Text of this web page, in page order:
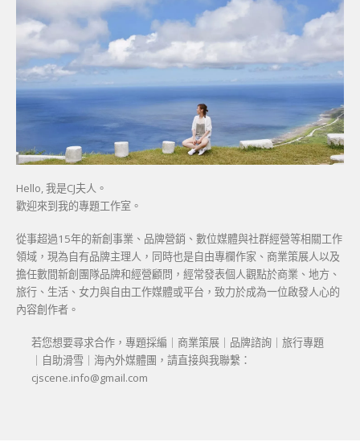
Hello, 我是CJ夫人。
歡迎來到我的專題工作室。
從事超過15年的新創事業、品牌營銷、數位媒體與社群經營等相關工作
領域，現為自有品牌主理人，同時也是自由專欄作家、商業策展人以及
擔任數間新創團隊品牌和經營顧問，經常發表個人觀點於商業、地方、
旅行、生活、女力與自由工作媒體或平台，致力於成為一位啟發人心的
內容創作者。
若您想要尋求合作，專題採編｜商業策展｜品牌諮詢｜旅行專題
｜自助滑雪｜海內外媒體團，請直接與我聯繫：
cjscene.info@gmail.com